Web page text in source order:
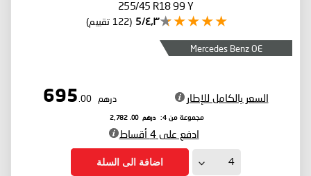
255/45 R18 99 Y
٤٫٣/5 (122 تقييم)
Mercedes Benz OE
السعر بالكامل للإطار درهم 695
.00
مجموعة من 4: درهم 2,782
.00
ادفع على 4 أقساط
اضافة الى السلة